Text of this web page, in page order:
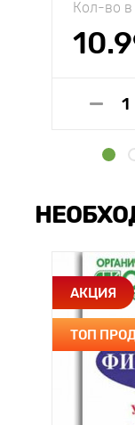
Кол-во в
АКЦИЯ
ТОП